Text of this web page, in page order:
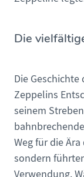
Die
Die
Zeppelins
seinem
Weg für die
sondern
Verwendung.